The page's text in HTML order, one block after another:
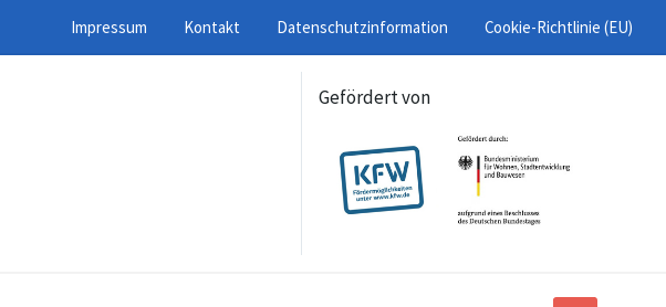
Impressum Kontakt Datenschutzinformation Cookie-Richtlinie (EU)
Gefördert von